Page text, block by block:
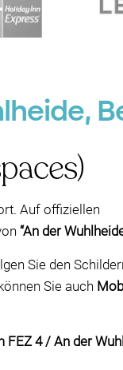
Auf offiziellen
“An der
Sie den
Sie auch
FEZ 4 / An der